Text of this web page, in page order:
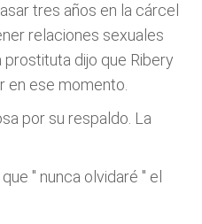
tres años en la cárcel
relaciones sexuales
dijo que Ribery
en ese momento.
por su respaldo. La
" nunca olvidaré " el